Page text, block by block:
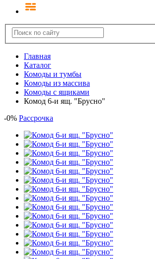
Главная
Каталог
Комоды и тумбы
Комоды из массива
Комоды с ящиками
Комод 6-и ящ. "Брусно"
-0% Рассрочка